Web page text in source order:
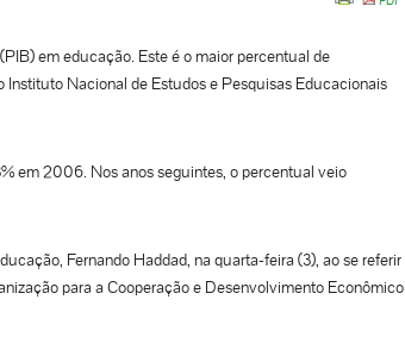
em educação. Este é o maior percentual de
Nacional de Estudos e Pesquisas Educacionais
em 2006. Nos anos seguintes, o percentual veio
Fernando Haddad, na quarta-feira (3), ao se referir
para a Cooperação e Desenvolvimento Econômico